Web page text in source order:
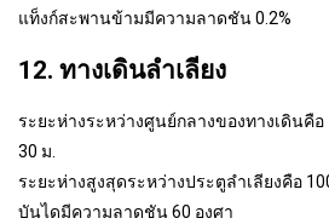
แท็งก์สะพานข้ามมีความลาดชัน 0.2%
12. ทางเดินลำเลียง
ระยะห่างระหว่างศูนย์กลางของทางเดินคื
30 ม.
ระยะห่างสูงสุดระหว่างประตูลำเลียงคือ
บันไดมีความลาดชัน 60 องศา